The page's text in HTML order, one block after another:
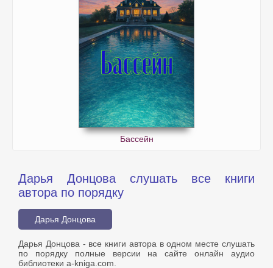
Бассейн
Дарья Донцова слушать все книги
автора по порядку
Дарья Донцова
Дарья Донцова - все книги автора в одном месте слушать
по порядку полные версии на сайте онлайн аудио
библиотеки a-kniga.com.